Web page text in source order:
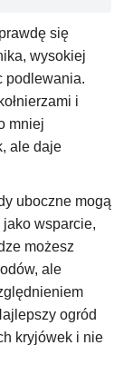
się
wysokiej
podlewania.
i
mniej
ale daje
uboczne mogą
wsparcie,
możesz
ale
ogród
kryjówek i nie